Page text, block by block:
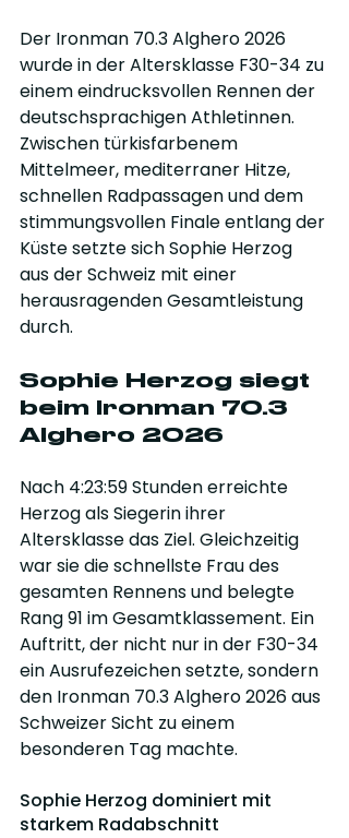
Der Ironman 70.3 Alghero 2026
wurde in der Altersklasse F30-34 zu
einem eindrucksvollen Rennen der
deutschsprachigen Athletinnen.
Zwischen türkisfarbenem
Mittelmeer, mediterraner Hitze,
schnellen Radpassagen und dem
stimmungsvollen Finale entlang der
Küste setzte sich Sophie Herzog
aus der Schweiz mit einer
herausragenden Gesamtleistung
durch.
Sophie Herzog siegt
beim Ironman 70.3
Alghero 2026
Nach 4:23:59 Stunden erreichte
Herzog als Siegerin ihrer
Altersklasse das Ziel. Gleichzeitig
war sie die schnellste Frau des
gesamten Rennens und belegte
Rang 91 im Gesamtklassement. Ein
Auftritt, der nicht nur in der F30-34
ein Ausrufezeichen setzte, sondern
den Ironman 70.3 Alghero 2026 aus
Schweizer Sicht zu einem
besonderen Tag machte.
Sophie Herzog dominiert mit
starkem Radabschnitt